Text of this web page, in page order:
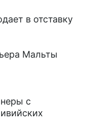
в отставку
Мальты
с